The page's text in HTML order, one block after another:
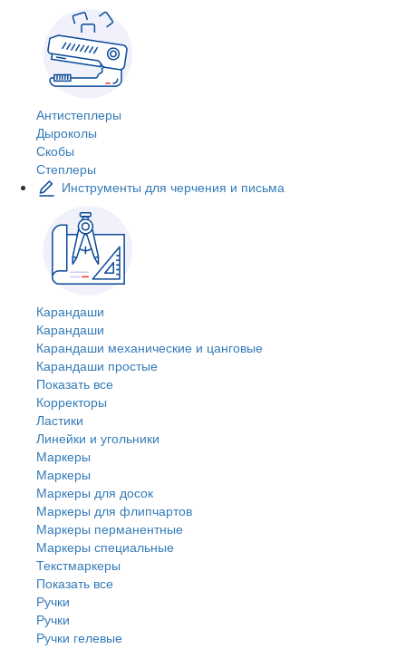
Антистеплеры
Дыроколы
Скобы
Степлеры
Инструменты для черчения и письма
Карандаши
Карандаши
Карандаши механические и цанговые
Карандаши простые
Показать все
Корректоры
Ластики
Линейки и угольники
Маркеры
Маркеры
Маркеры для досок
Маркеры для флипчартов
Маркеры перманентные
Маркеры специальные
Текстмаркеры
Показать все
Ручки
Ручки
Ручки гелевые